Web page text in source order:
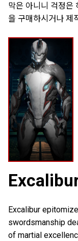
막은 아니니 걱정은
을 구매하시거나 제
Excalibur
swordsmanship
of martial